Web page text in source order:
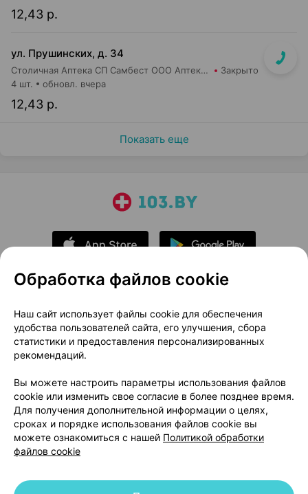
12,43 р.
ул. Прушинских, д. 34
Столичная Аптека СП Самбест ООО Аптека №24 Закрыто
12,43 р.
4 шт. обновл. вчера
Показать еще
О проекте
Новости проекта
Размещение рекламы
Медицинский маркетинг
Публичный договор
Доставка
Способы оплаты
Вакансии
Партнеры
Написать руководителю 103.by
Написать в поддержку
Персональные настройки Cookie
Обработка файлов cookie
Наш сайт использует файлы cookie для обеспечения
удобства пользователей сайта, его улучшения, сбора
статистики и предоставления персонализированных
рекомендаций.
Вы можете настроить параметры использования файлов
cookie или изменить свое согласие в более позднее время.
Для получения дополнительной информации о целях,
сроках и порядке использования файлов cookie вы
можете ознакомиться с нашей Политикой обработки
файлов cookie